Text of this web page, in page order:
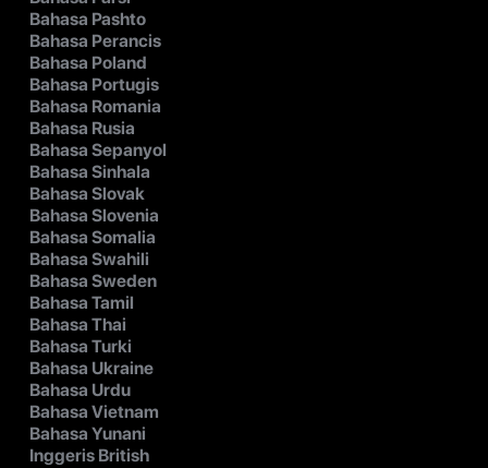
Bahasa Pashto
Bahasa Perancis
Bahasa Poland
Bahasa Portugis
Bahasa Romania
Bahasa Rusia
Bahasa Sepanyol
Bahasa Sinhala
Bahasa Slovak
Bahasa Slovenia
Bahasa Somalia
Bahasa Swahili
Bahasa Sweden
Bahasa Tamil
Bahasa Thai
Bahasa Turki
Bahasa Ukraine
Bahasa Urdu
Bahasa Vietnam
Bahasa Yunani
Inggeris British